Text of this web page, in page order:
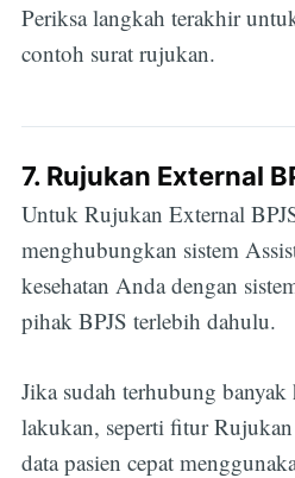
Periksa langkah terakhir
contoh surat rujukan.
7. Rujukan External
Untuk Rujukan External
menghubungkan sistem
kesehatan Anda dengan
pihak BPJS terlebih dahulu.
Jika sudah terhubung
lakukan, seperti fitur
data pasien cepat